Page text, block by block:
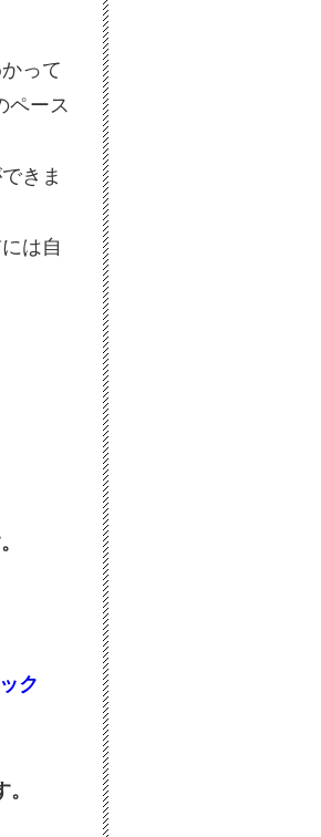
って
ペース
きま
は自
ク